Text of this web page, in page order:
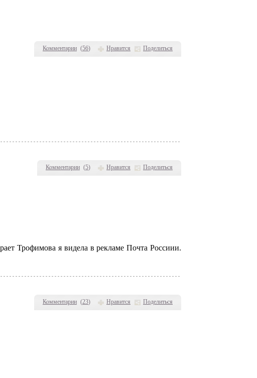
Комментарии (56) Нравится Поделиться
Комментарии (5) Нравится Поделиться
Комментарии (23) Нравится Поделиться
Трофимова я видела в рекламе Почта Россиии.